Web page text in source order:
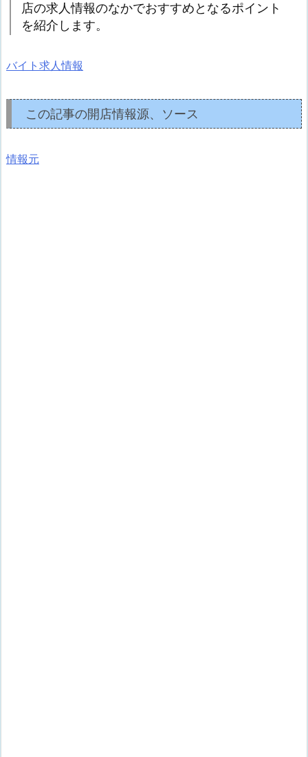
店の求人情報のなかでおすすめとなるポイント
を紹介します。
バイト求人情報
この記事の開店情報源、ソース
情報元